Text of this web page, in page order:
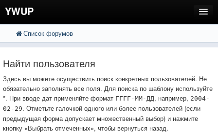
YWUP
FAQ
Вход
Список форумов
Найти пользователя
Здесь вы можете осуществить поиск конкретных пользователей. Не
обязательно заполнять все поля. Для поиска по шаблону используйте
*. При вводе дат применяйте формат ГГГГ-ММ-ДД, например, 2004-
02-29. Отметьте галочкой одного или более пользователей (если
предыдущая форма допускает множественный выбор) и нажмите
кнопку «Выбрать отмеченных», чтобы вернуться назад.